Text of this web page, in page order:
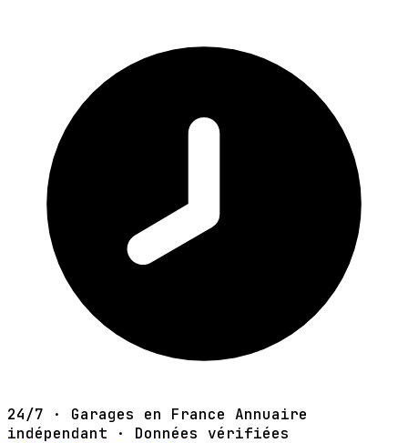
24/7 · Garages en France Annuaire
indépendant · Données vérifiées